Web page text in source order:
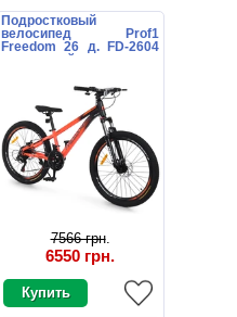
Подростковый
велосипед Prof1
Freedom 26 д. FD-2604
оранжевый
7566 грн.
6550 грн.